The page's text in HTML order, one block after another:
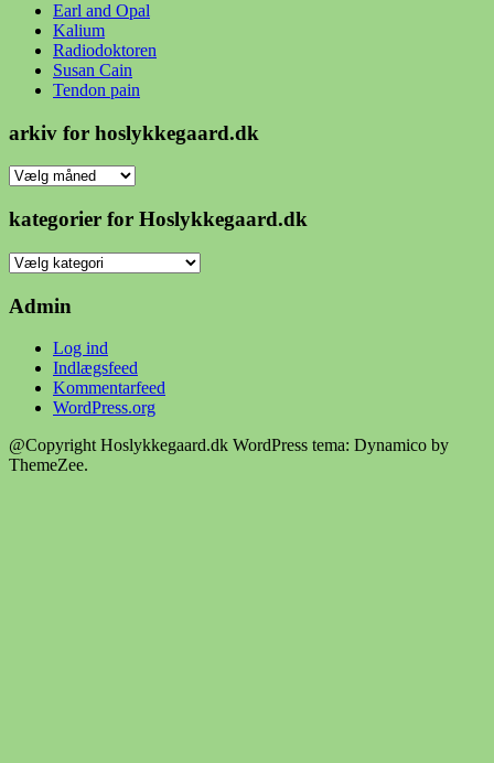
Earl and Opal
Kalium
Radiodoktoren
Susan Cain
Tendon pain
arkiv for hoslykkegaard.dk
arkiv
hoslykkegaard.dk
kategorier for Hoslykkegaard.dk
kategorier
Hoslykkegaard.dk
Admin
Log ind
Indlægsfeed
Kommentarfeed
WordPress.org
@Copyright Hoslykkegaard.dk WordPress tema: Dynamico by
ThemeZee.